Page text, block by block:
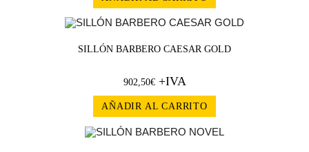
SILLÓN BARBERO CAESAR GOLD
902,50€+IVA
AÑADIR AL CARRITO